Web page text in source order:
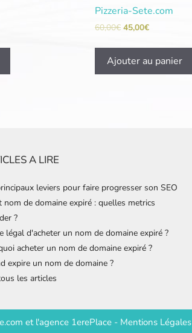
Pizzeria-Sete.com
60,00€ 45,00€
Ajouter au panier
A LIRE
leviers pour faire progresser son SEO
nom de domaine expiré : quelles metrics
?
légal d'acheter un nom de domaine expiré ?
acheter un nom de domaine expiré ?
expire un nom de domaine ?
les articles
etl'agence 1erePlace - Mentions Légales